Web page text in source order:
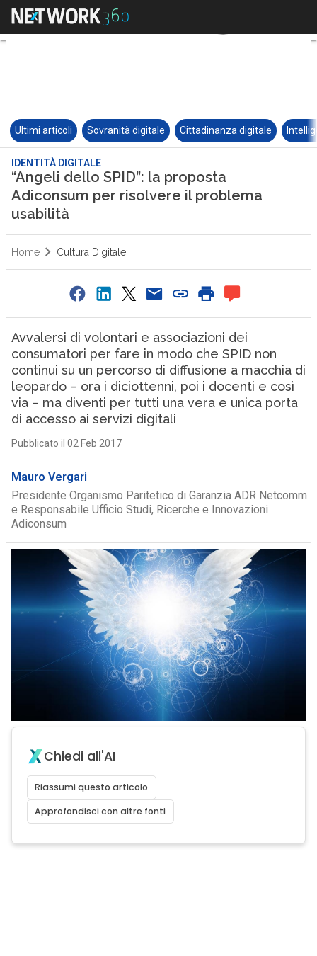
Ultimi articoli Sovranità digitale Cittadinanza digitale
IDENTITÀ DIGITALE
“Angeli dello SPID”: la proposta
Adiconsum per risolvere il problema
usabilità
Home Cultura Digitale
Avvalersi di volontari e associazioni dei
consumatori per fare in modo che SPID non
continui su un percorso di diffusione a macchia di
leopardo – ora i diciottenni, poi i docenti e così
via – ma diventi per tutti una vera e unica porta
di accesso ai servizi digitali
Pubblicato il 02 Feb 2017
Mauro Vergari
Presidente Organismo Paritetico di Garanzia ADR Netcomm
e Responsabile Ufficio Studi, Ricerche e Innovazioni
Adiconsum
Chiedi all'AI
Riassumi questo articolo
Approfondisci con altre fonti